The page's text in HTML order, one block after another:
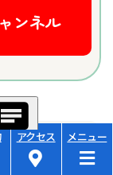
ンネル
アクセス メニュー